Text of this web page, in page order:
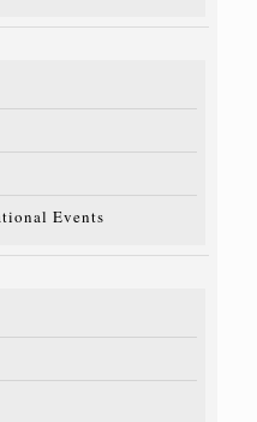
Events